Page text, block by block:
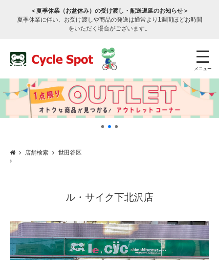
＜夏季休業（お盆休み）の受け渡し・配送遅延のお知らせ＞
夏季休業に伴い、お受け渡しや商品の発送は通常より1週間ほどお時間
をいただく場合がございます。
メニュー
サービスのご案内
サービス全般
修理・メンテナンス工賃
店舗検索 世田谷区
ル・サイク下北沢店